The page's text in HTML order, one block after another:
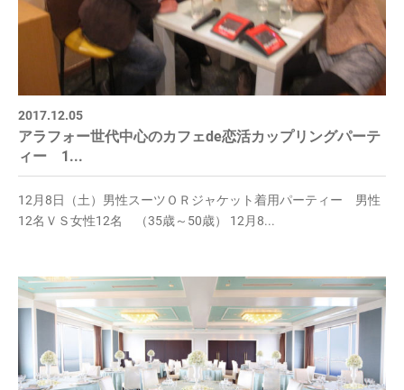
2017.12.05
アラフォー世代中心のカフェde恋活カップリングパーテ
ィー 1...
12月8日（土）男性スーツＯＲジャケット着用パーティー 男性
12名ＶＳ女性12名 （35歳～50歳） 12月8...